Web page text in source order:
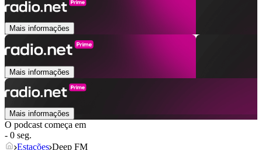
Mais informações
Mais informações
Mais informações
O podcast começa em
- 0 seg.
Estações Deep FM